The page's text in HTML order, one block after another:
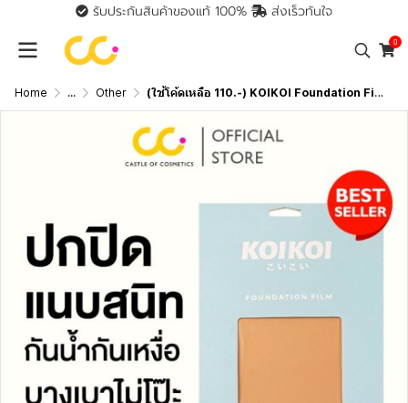
รับประกันสินค้าของแท้ 100% ส่งเร็วทันใจ
0
Home ... Other (ใช้โค้ดเหลือ 110.-) KOIKOI Foundation Film - Tattoo แผ่นฟิล์มสำหรับปกปิดรอยสัก ปิดสีรอยสักมิดสนิทแบบไม่ต้องโบก